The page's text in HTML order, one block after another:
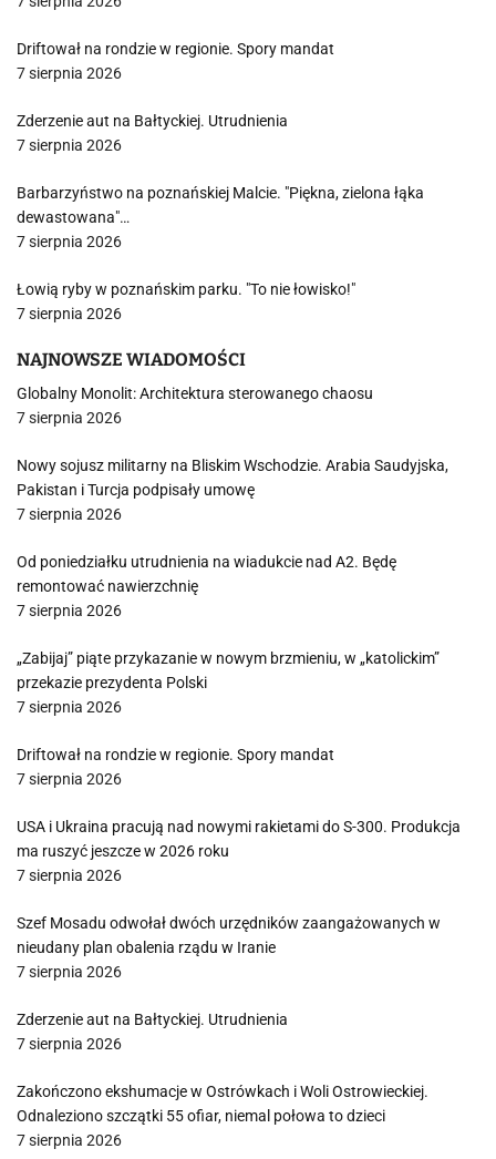
Driftował na rondzie w regionie. Spory mandat
7 sierpnia 2026
Zderzenie aut na Bałtyckiej. Utrudnienia
7 sierpnia 2026
Barbarzyństwo na poznańskiej Malcie. "Piękna, zielona łąka
dewastowana"…
7 sierpnia 2026
Łowią ryby w poznańskim parku. "To nie łowisko!"
7 sierpnia 2026
NAJNOWSZE WIADOMOŚCI
Globalny Monolit: Architektura sterowanego chaosu
7 sierpnia 2026
Nowy sojusz militarny na Bliskim Wschodzie. Arabia Saudyjska,
Pakistan i Turcja podpisały umowę
7 sierpnia 2026
Od poniedziałku utrudnienia na wiadukcie nad A2. Będę
remontować nawierzchnię
7 sierpnia 2026
„Zabijaj” piąte przykazanie w nowym brzmieniu, w „katolickim”
przekazie prezydenta Polski
7 sierpnia 2026
Driftował na rondzie w regionie. Spory mandat
7 sierpnia 2026
USA i Ukraina pracują nad nowymi rakietami do S-300. Produkcja
ma ruszyć jeszcze w 2026 roku
7 sierpnia 2026
Szef Mosadu odwołał dwóch urzędników zaangażowanych w
nieudany plan obalenia rządu w Iranie
7 sierpnia 2026
Zderzenie aut na Bałtyckiej. Utrudnienia
7 sierpnia 2026
Zakończono ekshumacje w Ostrówkach i Woli Ostrowieckiej.
Odnaleziono szczątki 55 ofiar, niemal połowa to dzieci
7 sierpnia 2026